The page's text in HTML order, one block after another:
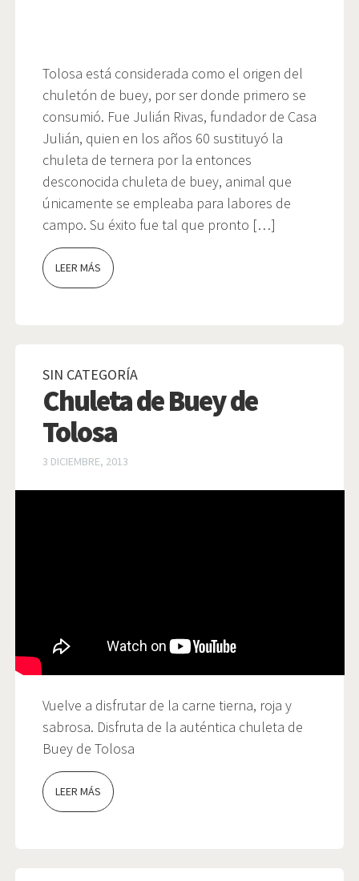
Tolosa está considerada como el origen del
chuletón de buey, por ser donde primero se
consumió. Fue Julián Rivas, fundador de Casa
Julián, quien en los años 60 sustituyó la
chuleta de ternera por la entonces
desconocida chuleta de buey, animal que
únicamente se empleaba para labores de
campo. Su éxito fue tal que pronto […]
LEER MÁS
SIN CATEGORÍA
Chuleta de Buey de
Tolosa
3 DICIEMBRE, 2013
Vuelve a disfrutar de la carne tierna, roja y
sabrosa. Disfruta de la auténtica chuleta de
Buey de Tolosa
LEER MÁS